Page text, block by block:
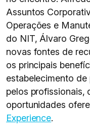
Assuntos
Operações e
do NIT, Álvaro
novas fontes de
os principais
estabelecimento
pelos profissionais,
oportunidades
Experience.